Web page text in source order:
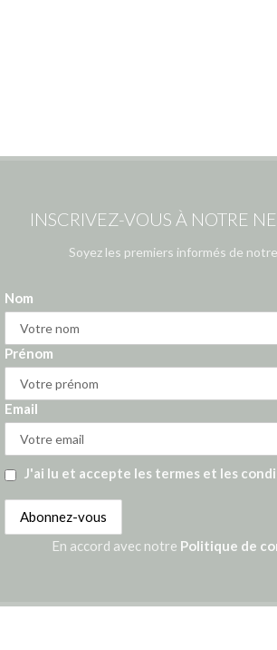
INSCRIVEZ-VOUS À NOTRE
Soyez les premiers informés de
Nom
Prénom
Email
J'ai lu et accepte les termes et les
En accord avec notre Politique de